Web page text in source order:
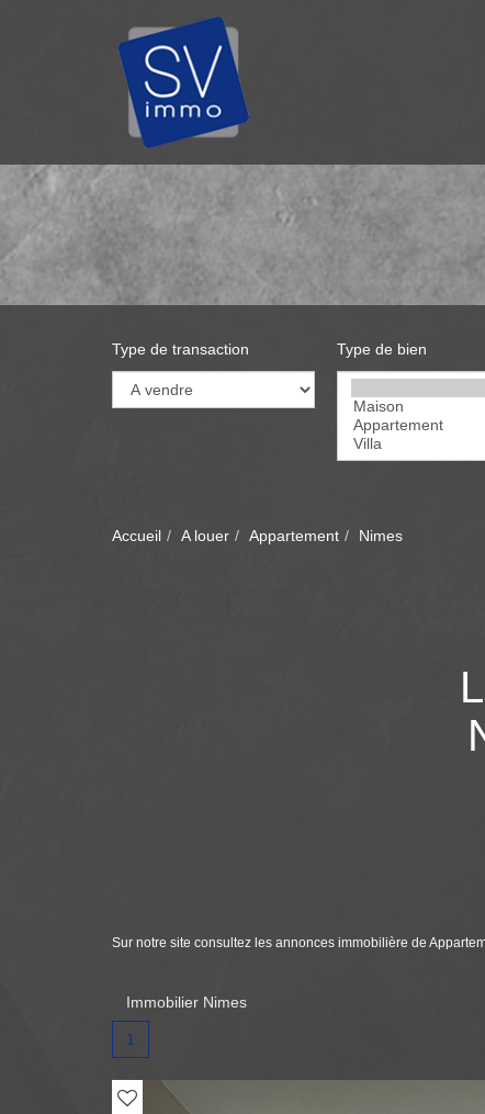
Type de transaction Type de bien
Accueil A louer Appartement Nimes
Sur notre site consultez les annonces immobilière de
Immobilier Nimes
1